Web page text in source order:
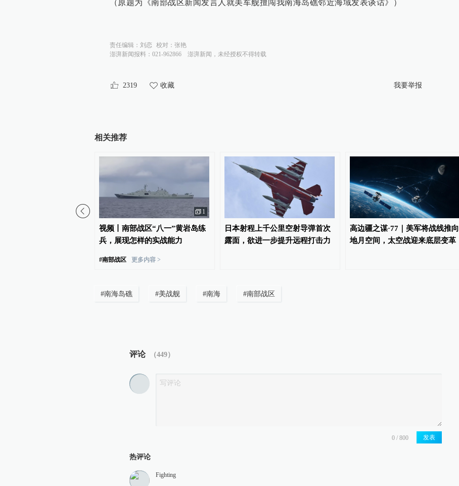
（原题为《南部战区新闻发言人就美军舰擅闯我南海岛礁邻近海域发表谈话》）
责任编辑： 刘恋 校对： 张艳
澎湃新闻报料：021-962866
澎湃新闻，未经授权不得转载
2319 收藏 我要举报
相关推荐
1
视频丨南部战区“八一”黄岩岛练
兵，展现怎样的实战能力
#南部战区 更多内容 >
日本射程上千公里空射导弹首次
露面，欲进一步提升远程打击力
高边疆之谋·77｜美军将战线推向
地月空间，太空战迎来底层变革
#南海岛礁 #美战舰 #南海 #南部战区
评论 （449）
发表
热评论
Fighting